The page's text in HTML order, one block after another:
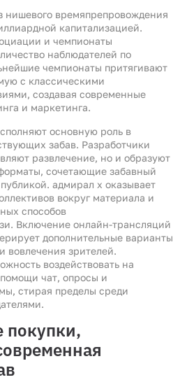
нишевого времяпрепровождения
капитализацией.
и чемпионаты
наблюдателей по
чемпионаты притягивают
с классическими
создавая современные
и маркетинга.
основную роль в
забав. Разработчики
развлечение, но и образуют
сочетающие забавный
адмирал х оказывает
вокруг материала и
способов
Включение онлайн-трансляций
дополнительные варианты
вовлечения зрителей.
воздействовать на
чат, опросы и
стирая пределы среди
покупки,